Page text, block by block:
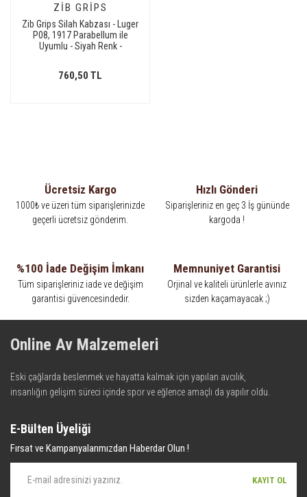
ZIB GRIPS
Zib Grips Silah Kabzası - Luger
P08, 1917 Parabellum ile
Uyumlu - Siyah Renk -
760,50 TL
Ücretsiz Kargo
1000₺ ve üzeri tüm siparişlerinizde
geçerli ücretsiz gönderim.
Hızlı Gönderi
Siparişleriniz en geç 3 İş gününde
kargoda !
%100 İade Değişim İmkanı
Tüm siparişleriniz iade ve değişim
garantisi güvencesindedir.
Memnuniyet Garantisi
Orjinal ve kaliteli ürünlerle avınız
sizden kaçamayacak ;)
Online Av Malzemeleri
Eski çağlarda beslenmek ve hayatta kalmak için yapılan avcılık,
insanlığın gelişim süreci içinde spor ve eğlence amaçlı da yapılır oldu.
teknolojinin dokunuşuyla av malzemelerinde en iyisini meydana
getiriyor. Online Av Malzemeleri, avlanmayı daha keyifli hale getiren bu
araçları kullanıcıya sunmaktadır. Eski çağlarda beslenmek ve hayatta
eğlence amaçlı da yapılır oldu. Kadim zamanların bilgeliğini taşıyan
E-Bülten Üyeliği
Fırsat ve Kampanyalarımızdan Haberdar Olun !
KAYIT OL